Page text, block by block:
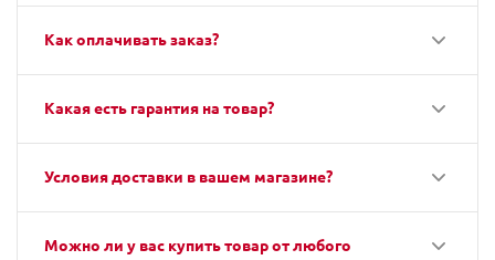
Как оплачивать заказ?
Какая есть гарантия на товар?
Условия доставки в вашем магазине?
Можно ли у вас купить товар от любого